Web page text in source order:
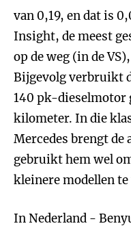
van 0,19, en dat is
Insight, de meest
op de weg (in de
Bijgevolg verbruikt
140 pk-dieselmotor
kilometer. In die
Mercedes brengt
gebruikt hem wel
kleinere modellen
In Nederland -